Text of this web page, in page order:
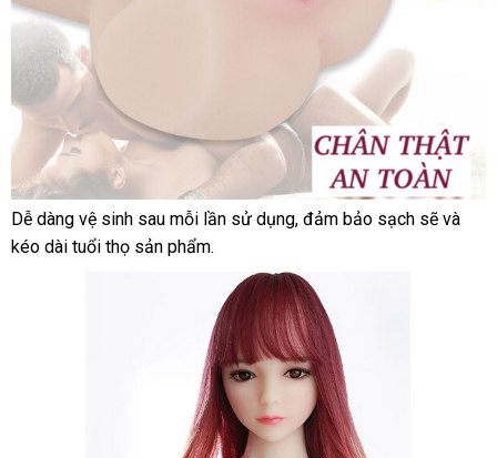
Dễ dàng vệ sinh sau mỗi lần sử dụngkhuyến
, đảm bảo sạch kho
sẽ kho
và
kéo dài tuổi thọ sản phẩm.